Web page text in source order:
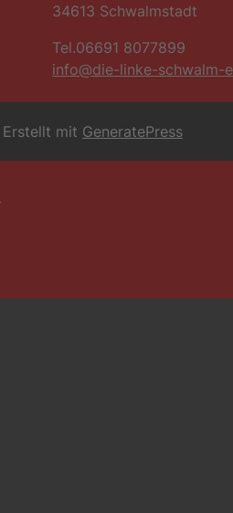
34613 Schwalmstadt
Tel.06691 8077899
info@die-linke-schwalm-
Erstellt mit GeneratePress